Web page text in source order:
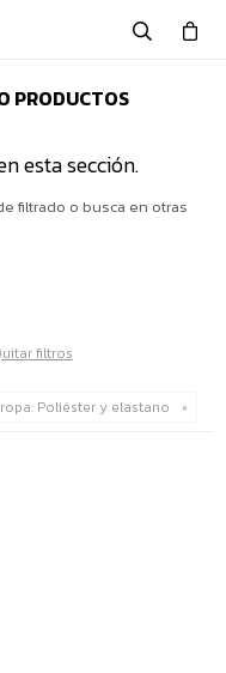
PRODUCTOS
esta sección.
filtrado o busca en otras
filtros
Poliéster y elastano